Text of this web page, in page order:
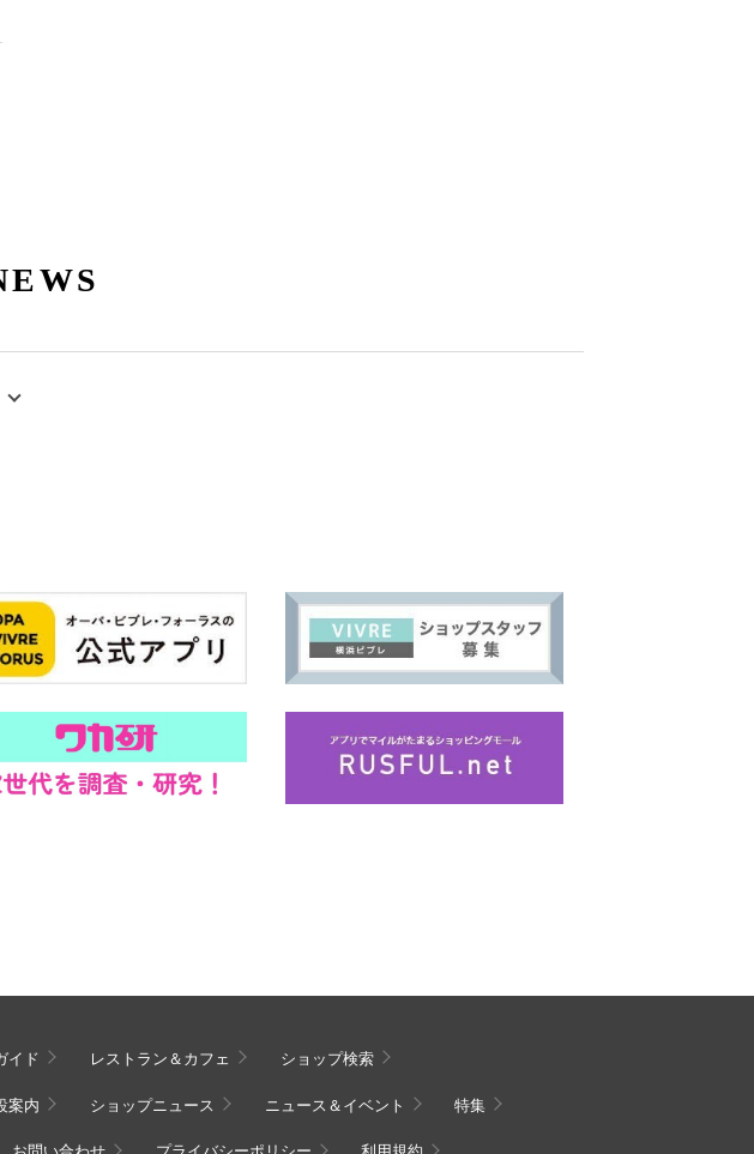
イド レストラン＆カフェ ショップ検索
案内 ショップニュース ニュース＆イベント 特集